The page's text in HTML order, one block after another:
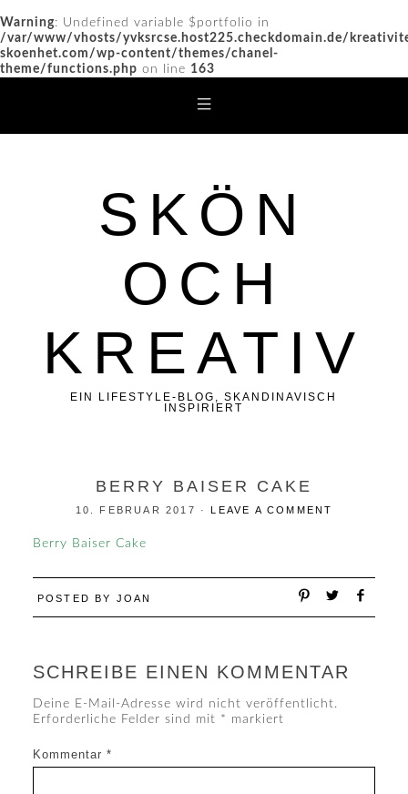
Warning: Undefined variable $portfolio in
/var/www/vhosts/yvksrcse.host225.checkdomain.de/
skoenhet.com/wp-content/themes/chanel-
theme/functions.php on line 163
SKÖN
OCH
KREATIV
EIN LIFESTYLE-BLOG, SKANDINAVISCH
INSPIRIERT
BERRY BAISER CAKE
10. FEBRUAR 2017 ·LEAVE A COMMENT
Berry Baiser Cake
POSTED BY JOAN
SCHREIBE EINEN KOMMENTAR
Deine E-Mail-Adresse wird nicht veröffentlicht.
Erforderliche Felder sind mit * markiert
Kommentar *